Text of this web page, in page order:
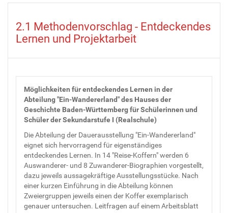
2.1 Methodenvorschlag - Entdeckendes
Lernen und Projektarbeit
Möglichkeiten für entdeckendes Lernen in der
Abteilung "Ein-Wandererland" des Hauses der
Geschichte Baden-Württemberg für Schülerinnen und
Schüler der Sekundarstufe I (Realschule)
Die Abteilung der Dauerausstellung "Ein-Wandererland"
eignet sich hervorragend für eigenständiges
entdeckendes Lernen. In 14 "Reise-Koffern" werden 6
Auswanderer- und 8 Zuwanderer-Biographien vorgestellt,
dazu jeweils aussagekräftige Ausstellungsstücke. Nach
einer kurzen Einführung in die Abteilung können
Zweiergruppen jeweils einen der Koffer exemplarisch
genauer untersuchen. Leitfragen auf einem Arbeitsblatt